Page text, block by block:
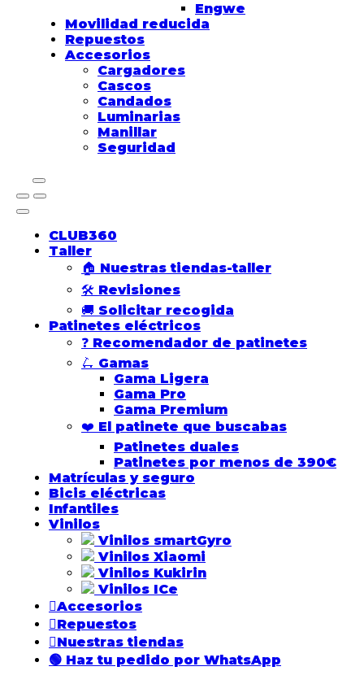
Engwe
Movilidad reducida
Repuestos
Accesorios
Cargadores
Cascos
Candados
Luminarias
Manillar
Seguridad
CLUB360
Taller
🏠 Nuestras tiendas-taller
🛠️ Revisiones
🚚 Solicitar recogida
Patinetes eléctricos
❓ Recomendador de patinetes
🛴​ Gamas
Gama Ligera
Gama Pro
Gama Premium
❤️​ El patinete que buscabas
Patinetes duales
Patinetes por menos de 390€
Matrículas y seguro
Bicis eléctricas
Infantiles
Vinilos
Vinilos smartGyro
Vinilos Xiaomi
Vinilos Kukirin
Vinilos ICe
Accesorios
Repuestos
Nuestras tiendas
🟢 Haz tu pedido por WhatsApp